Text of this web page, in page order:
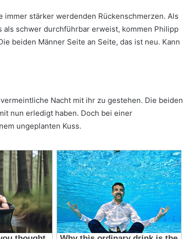
stärker werdenden Rückenschmerzen. Als
schwer durchführbar erweist, kommen Philipp
beiden Männer Seite an Seite, das ist neu. Kann
Nacht mit ihr zu gestehen. Die beiden
nun erledigt haben. Doch bei einer
ungeplanten Kuss.